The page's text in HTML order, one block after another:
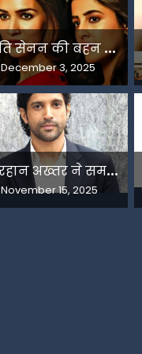
क
ृति सेनन की बहन नूपुर अगले महीने करेंगी डेस्टिनेशन मैरिज
Posted
on
December 3, 2025
फ
रहान अख्तर ने समझाया देशभक्ति और अंधभक्ति का फर्क
Posted
on
November 15, 2025